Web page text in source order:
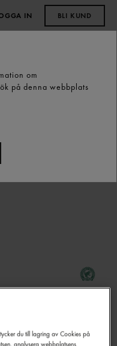
IN BLI KUND
Te
om
på denna webbplats
du till lagring av Cookies på
analysera webbplatsens